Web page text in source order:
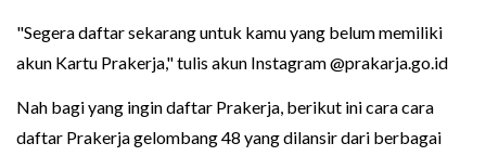
"Segera daftar sekarang untuk kamu yang belum memiliki
akun Kartu Prakerja," tulis akun Instagram @prakarja.go.id
Nah bagi yang ingin daftar Prakerja, berikut ini cara cara
daftar Prakerja gelombang 48 yang dilansir dari berbagai